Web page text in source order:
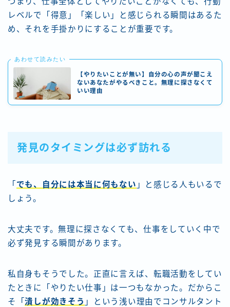
レベルで「得意」「楽しい」と感じられる瞬間はあるた
め、それを手掛かりにすることが重要です。
あわせて読みたい
【やりたいことが無い】自分の心の声が聞こえ
ないあなたがやるべきこと。無理に探さなくて
いい理由
発見のタイミングは必ず訪れる
「 でも、自分には本当に何もない 」と感じる人もいるで
しょう。
大丈夫です。無理に探さなくても、仕事をしていく中で
必ず発見する瞬間があります。
私自身もそうでした。正直に言えば、転職活動をしてい
たときに「やりたい仕事」は一つもなかった。だからこ
そ「潰しが効きそう 」という浅い理由でコンサルタント